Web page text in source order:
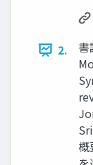
2.
書
概